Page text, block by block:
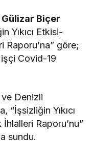
Gülizar Biçer
Yıkıcı Etkisi-
Raporu’na” göre;
Covid-19
ve Denizli
“İşsizliğin Yıkıcı
Raporu’nu”
sundu.